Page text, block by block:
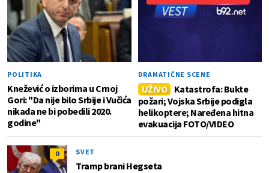
POLITIKA
Knežević o izborima u Crnoj
Gori: "Da nije bilo Srbije i Vučića
nikada ne bi pobedili 2020.
godine"
DRAMATIČNE SCENE
UŽIVO
Katastrofa: Bukte
požari; Vojska Srbije podigla
helikoptere; Naređena hitna
evakuacija FOTO/VIDEO
0 SVET
Tramp brani Hegseta